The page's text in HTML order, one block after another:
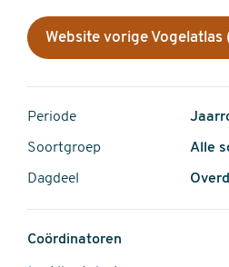
Website vorige Vogelatlas
Periode
Soortgroep Alle
Dagdeel
Coördinatoren